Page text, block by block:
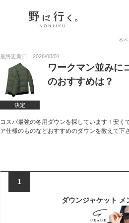
本
最終更新日：2026/08/01
決定
ワークマン並みに
のおすすめは？
コスパ最強の冬用ダウンを探しています！安
ア仕様のものなどおすすめのダウンを教えて下
1